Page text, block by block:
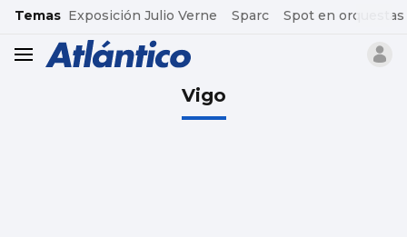
common.go-to-content
Temas Exposición Julio Verne Sparc Spot en orquestas
header.menu.open
Vigo